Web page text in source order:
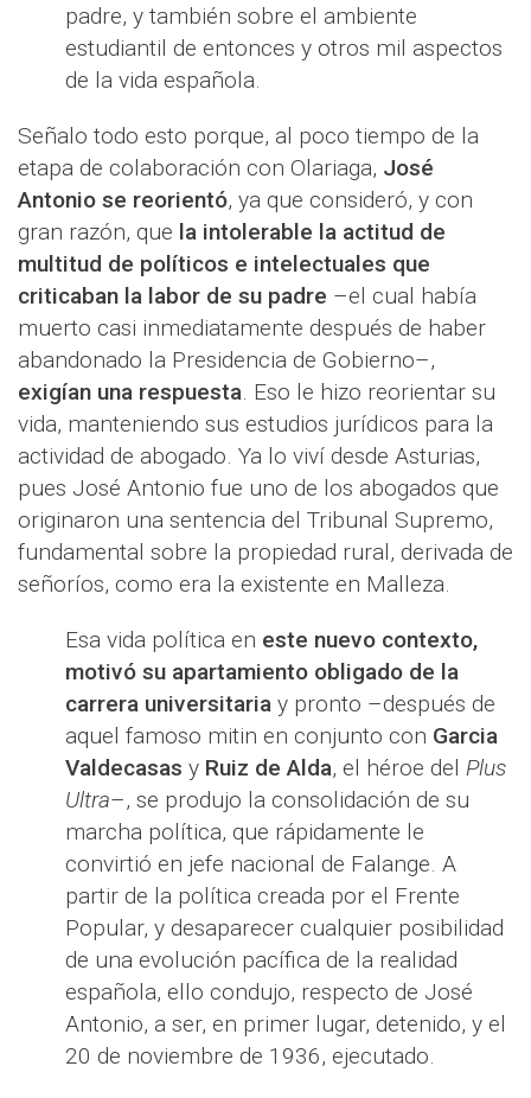
padre, y también sobre el ambiente
estudiantil de entonces y otros mil aspectos
de la vida española.
Señalo todo esto porque, al poco tiempo de la
etapa de colaboración con Olariaga, José
Antonio se reorientó, ya que consideró, y con
gran razón, que la intolerable la actitud de
multitud de políticos e intelectuales que
criticaban la labor de su padre –el cual había
muerto casi inmediatamente después de haber
abandonado la Presidencia de Gobierno–,
exigían una respuesta. Eso le hizo reorientar su
vida, manteniendo sus estudios jurídicos para la
actividad de abogado. Ya lo viví desde Asturias,
pues José Antonio fue uno de los abogados que
originaron una sentencia del Tribunal Supremo,
fundamental sobre la propiedad rural, derivada de
señoríos, como era la existente en Malleza.
Esa vida política en este nuevo contexto,
motivó su apartamiento obligado de la
carrera universitaria y pronto –después de
aquel famoso mitin en conjunto con Garcia
Valdecasas y Ruiz de Alda, el héroe del Plus
Ultra–, se produjo la consolidación de su
marcha política, que rápidamente le
convirtió en jefe nacional de Falange. A
partir de la política creada por el Frente
Popular, y desaparecer cualquier posibilidad
de una evolución pacífica de la realidad
española, ello condujo, respecto de José
Antonio, a ser, en primer lugar, detenido, y el
20 de noviembre de 1936, ejecutado.